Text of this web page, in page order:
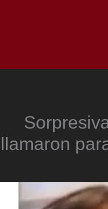
llamaron